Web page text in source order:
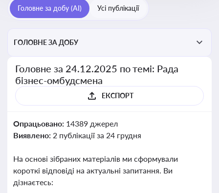
Головне за добу (AI) Усі публікації
ГОЛОВНЕ ЗА ДОБУ
Головне за 24.12.2025 по темі: Рада
бізнес-омбудсмена
ЕКСПОРТ
Опрацьовано: 14389 джерел
Виявлено: 2 публікації за 24 грудня
На основі зібраних матеріалів ми сформували
короткі відповіді на актуальні запитання. Ви
дізнаєтесь: